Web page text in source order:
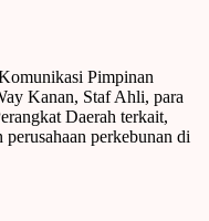
Pimpinan
Kanan, Staf Ahli, para
Daerah terkait,
perkebunan di